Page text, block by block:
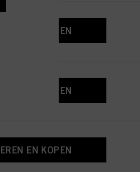
EN KOPEN
EN KOPEN
EN KOPEN